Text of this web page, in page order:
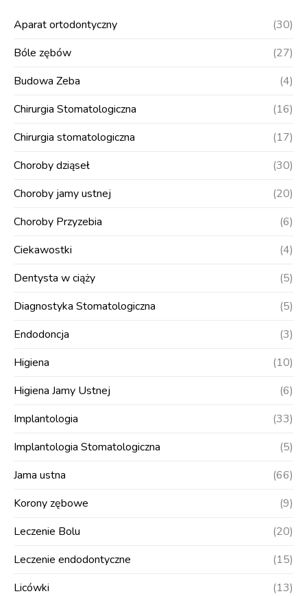
Aparat ortodontyczny
(30)
Bóle zębów
(27)
Budowa Zeba
(4)
Chirurgia Stomatologiczna
(16)
Chirurgia stomatologiczna
(17)
Choroby dziąseł
(30)
Choroby jamy ustnej
(20)
Choroby Przyzebia
(6)
Ciekawostki
(4)
Dentysta w ciąży
(5)
Diagnostyka Stomatologiczna
(5)
Endodoncja
(3)
Higiena
(10)
Higiena Jamy Ustnej
(6)
Implantologia
(33)
Implantologia Stomatologiczna
(5)
Jama ustna
(66)
Korony zębowe
(9)
Leczenie Bolu
(20)
Leczenie endodontyczne
(15)
Licówki
(13)